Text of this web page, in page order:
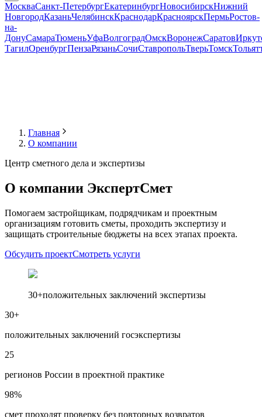
МоскваСанкт-ПетербургЕкатеринбургНовосибирскНижний
НовгородКазаньЧелябинскКраснодарКрасноярскПермьРостов-
на-
ДонуСамараТюменьУфаВолгоградОмскВоронежСаратов
ТагилОренбургПензаРязаньСочиСтавропольТверьТомск
Главная
О компании
Центр сметного дела и экспертизы
О компании ЭкспертСмет
Помогаем застройщикам, подрядчикам и проектным
организациям готовить сметы, проходить экспертизу и
защищать строительные бюджеты на всех этапах проекта.
Обсудить проектСмотреть услуги
30+положительных заключений экспертизы
30+
положительных заключений госэкспертизы
25
регионов России в проектной практике
98%
смет проходят проверку без повторных возвратов